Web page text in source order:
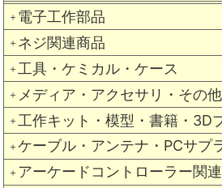
＋ 電子工作部品
＋ ネジ関連商品
＋ 工具・ケミカル・ケース
＋ メディア・アクセサリ・その他
＋ 工作キット・模型・書籍・3D
＋ ケーブル・アンテナ・PCサプ
＋ アーケードコントローラー関